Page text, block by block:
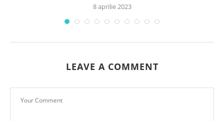
8 aprilie 2023
LEAVE A COMMENT